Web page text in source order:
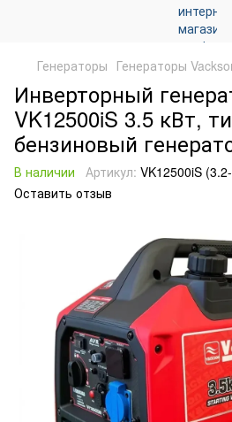
Генераторы Генераторы
Инверторный
VK12500iS 3.5 кВт,
бензиновый
В наличии Артикул: VK12500iS
Оставить отзыв